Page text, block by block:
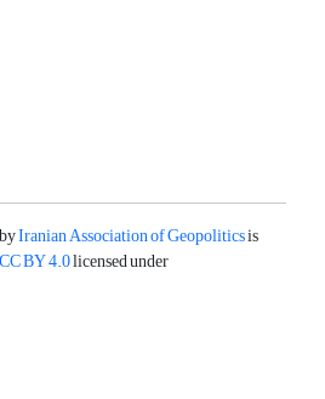
byIranian Association of Geopoliticsis
licensed under
CC BY 4.0